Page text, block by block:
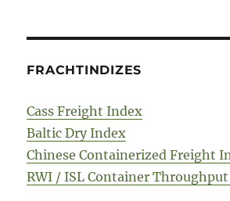
FRACHTINDIZES
Cass Freight Index
Baltic Dry Index
Chinese Containerized Freight
RWI / ISL Container